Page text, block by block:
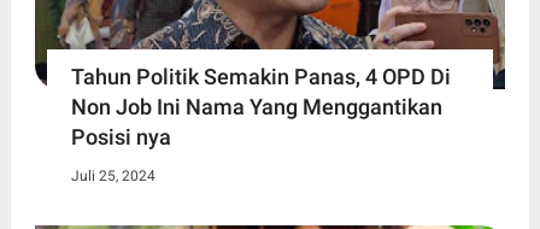
Tahun Politik Semakin Panas, 4 OPD Di
Non Job Ini Nama Yang Menggantikan
Posisi nya
Juli 25, 2024